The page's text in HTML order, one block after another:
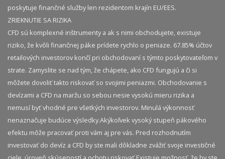
poskytuje finančné služby len rezidentom krajín EU/EES.
ZRIEKNUTIE SA RIZIKA
CFD sú komplexné inštrumenty a ak s nimi obchodujete, existuje
riziko, že kvôli finančnej páke prídete rychlo o peniaze. 67.85% účtov
retailových investorov končí pri obchodovaní s týmto poskytovateľom v
strate. Zamyslite se nad tým, že chápete, ako CFD fungujú a či si
môžete dovoliť takto riskovať so svojimi peniazmi. Obchodovanie s
devízami a CFD na maržu so sebou nesie vysokú mieru rizika a
nemusí byť vhodné pre všetkých investorov. Minulá výkonnosť
nenaznačuje budúce výsledky.​ Akýkoľvek vysoký stupeň pákového
efektu môže pracovať proti vám aj pre vás. Pred rozhodnutím
investovať do devíz a CFD by ste mali dôkladne zvážiť svoje investičné